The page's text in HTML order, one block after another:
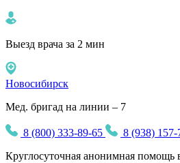
Выезд врача за 2 мин
Новосибирск
Мед. бригад на линии – 7
8 (800) 333-89-65
8 (938) 157-
Круглосуточная анонимная помощь